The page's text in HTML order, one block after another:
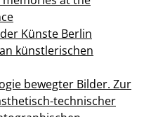
Künste Berlin
künstlerischen
bewegter Bilder. Zur
technischer